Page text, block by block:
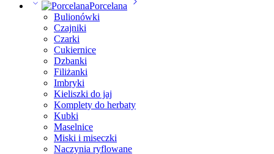
Porcelana
Bulionówki
Czajniki
Czarki
Cukiernice
Dzbanki
Filiżanki
Imbryki
Kieliszki do jaj
Komplety do herbaty
Kubki
Maselnice
Miski i miseczki
Naczynia ryflowane